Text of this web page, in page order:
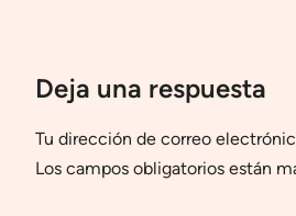
Deja una respuesta
Tu dirección de correo
Los campos obligatorios están